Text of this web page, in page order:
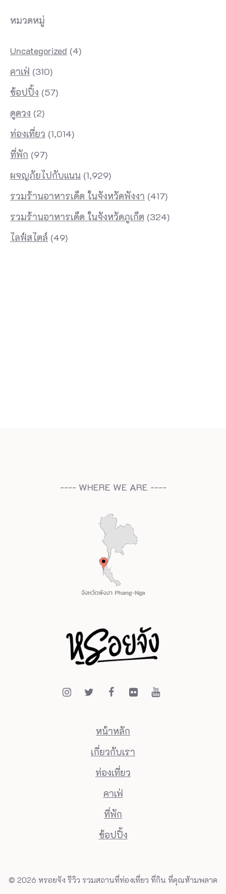
หมวดหมู่
Uncategorized (4)
คาเฟ่ (310)
ช้อปปิ้ง (57)
ดูดวง (2)
ท่องเที่ยว (1,014)
ที่พัก (97)
ผจญภัยไปกับแนน (1,929)
รวมร้านอาหารเด็ด ในจังหวัดพังงา (417)
รวมร้านอาหารเด็ด ในจังหวัดภูเก็ต (324)
ไลฟ์สไตล์ (49)
---- WHERE WE ARE ----
หน้าหลัก
เกี่ยวกับเรา
ท่องเที่ยว
คาเฟ่
ที่พัก
ช้อปปิ้ง
© 2026 หรอยจัง รีวิว รวมสถานที่ท่องเที่ยว ที่กิน ที่คุณห้ามพลาด